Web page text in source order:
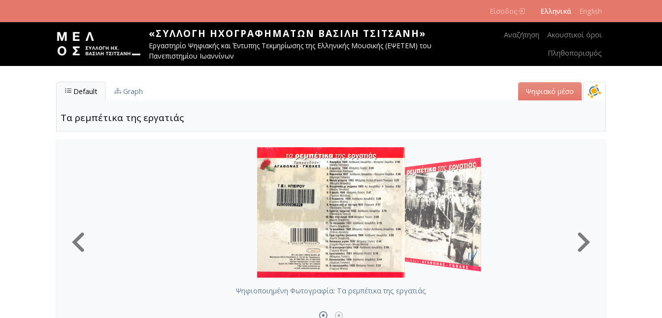
Είσοδος Ελληνικά English
«ΣΥΛΛΟΓΉ ΗΧΟΓΡΑΦΗΜΆΤΩΝ ΒΑΣΊΛΗ ΤΣΙΤΣΆΝΗ»
Εργαστηρίο Ψηφιακής και Έντυπης Τεκμηρίωσης της Ελληνικής Μουσικής (ΕΨΕΤΕΜ) του
Πανεπιστημίου Ιωαννίνων
Κεντρική πλοήγηση
Αναζήτηση
Ακουστικοί όροι
Πληθοπορισμός
Default Graph Ψηφιακό μέσο
Τα ρεμπέτικα της εργατιάς
Ψηφιοποιημένη Φωτογραφία: Τα ρεμπέτικα της εργατιάς